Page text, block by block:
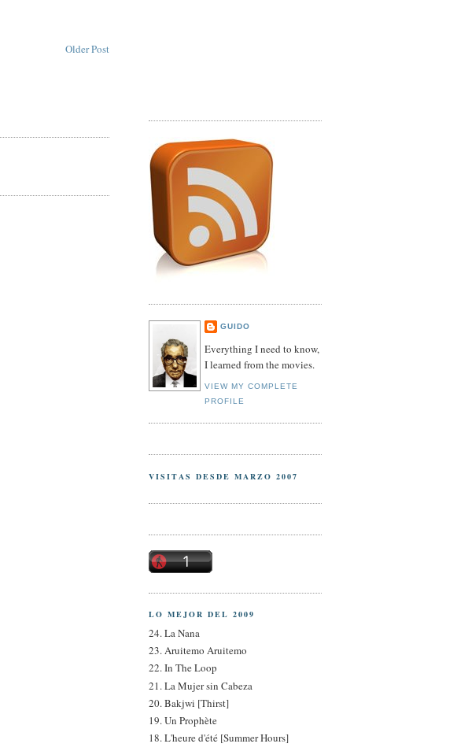
Older Post
GUIDO
Everything I need to know,
I learned from the movies.
VIEW MY COMPLETE
PROFILE
VISITAS DESDE MARZO 2007
LO MEJOR DEL 2009
24. La Nana
23. Aruitemo Aruitemo
22. In The Loop
21. La Mujer sin Cabeza
20. Bakjwi [Thirst]
19. Un Prophète
18. L'heure d'été [Summer Hours]